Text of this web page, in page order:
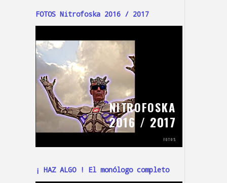
FOTOS Nitrofoska 2016 / 2017
¡ HAZ ALGO ! El monólogo completo